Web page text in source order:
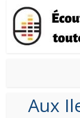
Aux